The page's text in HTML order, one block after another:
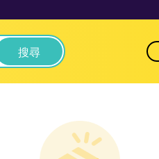
搜尋